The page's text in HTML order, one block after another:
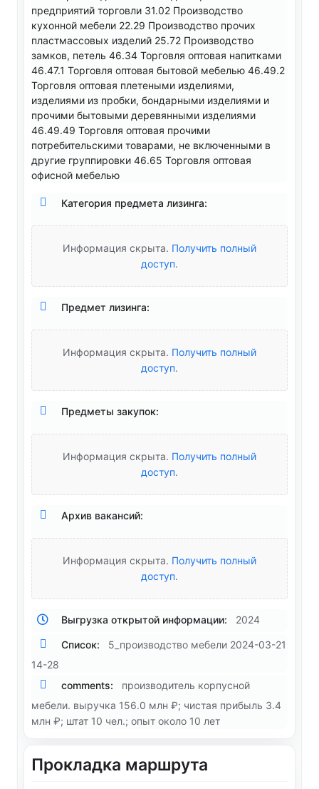
предприятий торговли 31.02 Производство
кухонной мебели 22.29 Производство прочих
пластмассовых изделий 25.72 Производство
замков, петель 46.34 Торговля оптовая напитками
46.47.1 Торговля оптовая бытовой мебелью 46.49.2
Торговля оптовая плетеными изделиями,
изделиями из пробки, бондарными изделиями и
прочими бытовыми деревянными изделиями
46.49.49 Торговля оптовая прочими
потребительскими товарами, не включенными в
другие группировки 46.65 Торговля оптовая
офисной мебелью
Категория предмета лизинга:
Информация скрыта. Получить полный
доступ.
Предмет лизинга:
Информация скрыта. Получить полный
доступ.
Предметы закупок:
Информация скрыта. Получить полный
доступ.
Архив вакансий:
Информация скрыта. Получить полный
доступ.
Выгрузка открытой информации: 2024
Список:
5_производство мебели 2024-03-21
14-28
comments:
производитель корпусной
мебели. выручка 156.0 млн ₽; чистая прибыль 3.4
млн ₽; штат 10 чел.; опыт около 10 лет
Прокладка маршрута